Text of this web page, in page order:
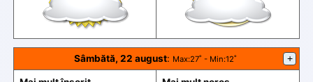
Sâmbătă, 22 august: Max:27˚ - Min:12˚ +